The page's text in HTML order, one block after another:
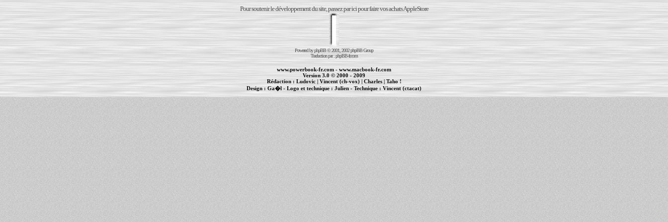
Pour soutenir le développement du site, passez par ici pour faire vos achats AppleStore
Powered byphpBB© 2001, 2002 phpBB Group
Traduction par :phpBB-fr.com
www.powerbook-fr.com - www.macbook-fr.com
Version 3.0 © 2000 - 2009
Rédaction : Ludovic|Vincent (ch-vox)| Charles|Taho !
Design :Ga�l - Logo et technique : Julien - Technique :Vincent (ctacat)
| | cr�ation de sites Internet